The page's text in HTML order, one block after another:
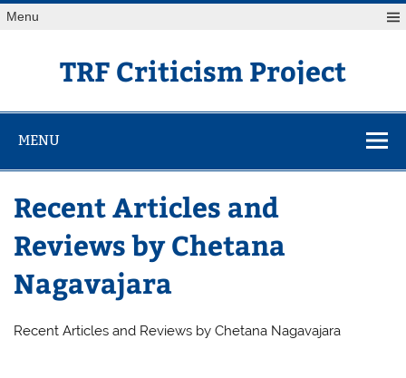
Skip
toMenu
TRF Criticism Project
MENU
Recent Articles and
Reviews by Chetana
Nagavajara
Recent Articles and Reviews by Chetana Nagavajara